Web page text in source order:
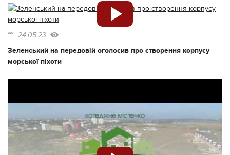
24.05.23
Зеленський на передовій оголосив про створення корпусу
морської піхоти